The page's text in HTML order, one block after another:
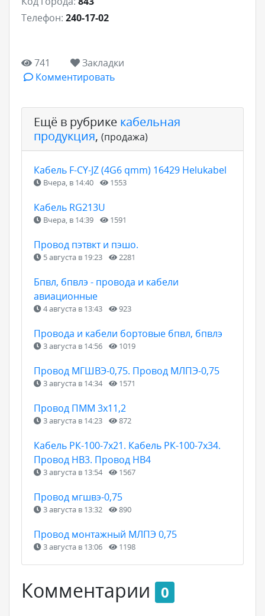
Телефон: 240-17-02
741
Закладки
Комментировать
Ещё в рубрике кабельная
продукция, (продажа)
Кабель F-CY-JZ (4G6 qmm) 16429 Helukabel
Вчера, в 14:40 1553
Кабель RG213U
Вчера, в 14:39 1591
Провод пэтвкт и пэшо.
5 августа в 19:23 2281
Бпвл, бпвлэ - провода и кабели
авиационные
4 августа в 13:43 923
Провода и кабели бортовые бпвл, бпвлэ
3 августа в 14:56 1019
Провод МГШВЭ-0,75. Провод МЛПЭ-0,75
3 августа в 14:34 1571
Провод ПММ 3х11,2
3 августа в 14:23 872
Кабель РК-100-7х21. Кабель РК-100-7х34.
Провод НВ3. Провод НВ4
3 августа в 13:54 1567
Провод мгшвэ-0,75
3 августа в 13:32 890
Провод монтажный МЛПЭ 0,75
3 августа в 13:06 1198
Комментарии 0